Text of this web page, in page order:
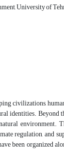
University of
civilizations,
identities.
regulation, and
been organized